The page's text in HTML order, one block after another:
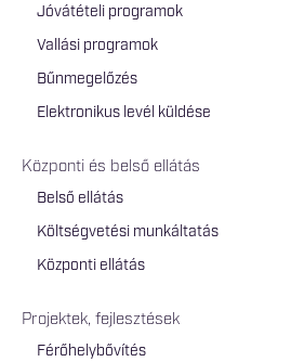
Jóvátételi programok
Vallási programok
Bűnmegelőzés
Elektronikus levél küldése
Központi és belső ellátás
Belső ellátás
Költségvetési munkáltatás
Központi ellátás
Projektek, fejlesztések
Férőhelybővítés